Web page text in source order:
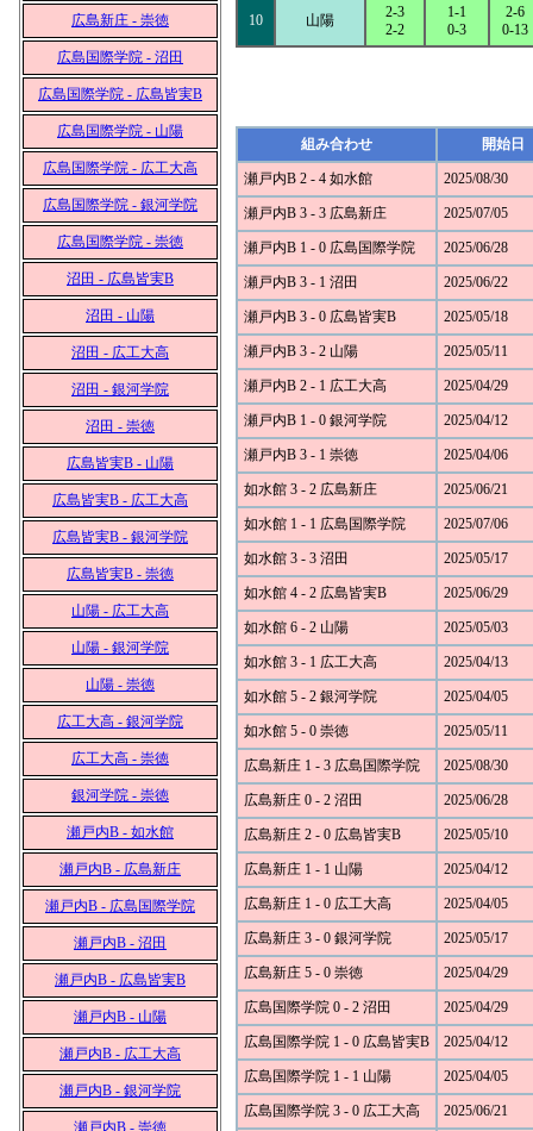
広島新庄 - 崇徳
広島国際学院 - 沼田
広島国際学院 - 広島皆実B
広島国際学院 - 山陽
広島国際学院 - 広工大高
広島国際学院 - 銀河学院
広島国際学院 - 崇徳
沼田 - 広島皆実B
沼田 - 山陽
沼田 - 広工大高
沼田 - 銀河学院
沼田 - 崇徳
広島皆実B - 山陽
広島皆実B - 広工大高
広島皆実B - 銀河学院
広島皆実B - 崇徳
山陽 - 広工大高
山陽 - 銀河学院
山陽 - 崇徳
広工大高 - 銀河学院
広工大高 - 崇徳
銀河学院 - 崇徳
瀬戸内B - 如水館
瀬戸内B - 広島新庄
瀬戸内B - 広島国際学院
瀬戸内B - 沼田
瀬戸内B - 広島皆実B
瀬戸内B - 山陽
瀬戸内B - 広工大高
瀬戸内B - 銀河学院
瀬戸内B - 崇徳
10 山陽
2-3
2-2
1-1
0-3
2-6
0-13
組み合わせ 開始日
瀬戸内B 2 - 4 如水館 2025/08/30
瀬戸内B 3 - 3 広島新庄 2025/07/05
瀬戸内B 1 - 0 広島国際学院 2025/06/28
瀬戸内B 3 - 1 沼田 2025/06/22
瀬戸内B 3 - 0 広島皆実B 2025/05/18
瀬戸内B 3 - 2 山陽 2025/05/11
瀬戸内B 2 - 1 広工大高 2025/04/29
瀬戸内B 1 - 0 銀河学院 2025/04/12
瀬戸内B 3 - 1 崇徳 2025/04/06
如水館 3 - 2 広島新庄 2025/06/21
如水館 1 - 1 広島国際学院 2025/07/06
如水館 3 - 3 沼田 2025/05/17
如水館 4 - 2 広島皆実B 2025/06/29
如水館 6 - 2 山陽 2025/05/03
如水館 3 - 1 広工大高 2025/04/13
如水館 5 - 2 銀河学院 2025/04/05
如水館 5 - 0 崇徳 2025/05/11
広島新庄 1 - 3 広島国際学院 2025/08/30
広島新庄 0 - 2 沼田 2025/06/28
広島新庄 2 - 0 広島皆実B 2025/05/10
広島新庄 1 - 1 山陽 2025/04/12
広島新庄 1 - 0 広工大高 2025/04/05
広島新庄 3 - 0 銀河学院 2025/05/17
広島新庄 5 - 0 崇徳 2025/04/29
広島国際学院 0 - 2 沼田 2025/04/29
広島国際学院 1 - 0 広島皆実B 2025/04/12
広島国際学院 1 - 1 山陽 2025/04/05
広島国際学院 3 - 0 広工大高 2025/06/21